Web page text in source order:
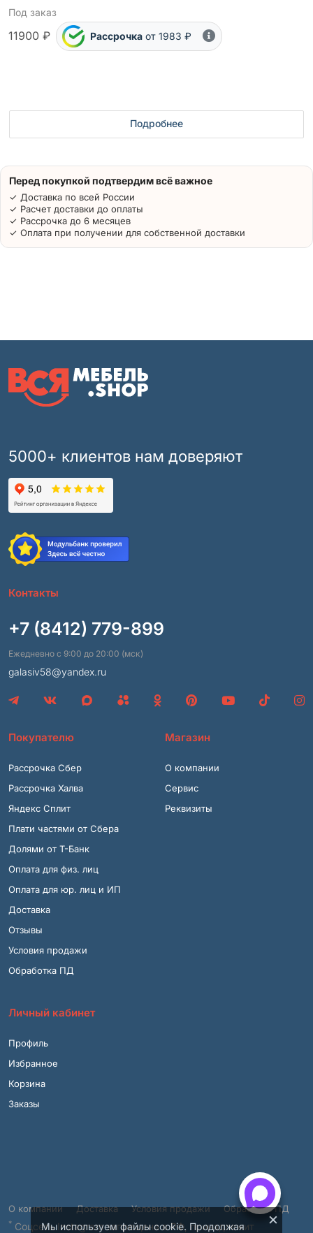
Под заказ
11900 ₽ Рассрочка от 1983 ₽
Подробнее
Перед покупкой подтвердим всё важное
✓ Доставка по всей России
✓ Расчет доставки до оплаты
✓ Рассрочка до 6 месяцев
✓ Оплата при получении для собственной доставки
5000+ клиентов нам доверяют
Контакты
+7 (8412) 779-899
Ежедневно с 9:00 до 20:00 (мск)
galasiv58@yandex.ru
Покупателю
Рассрочка Сбер
Рассрочка Халва
Яндекс Сплит
Плати частями от Сбера
Долями от Т-Банк
Оплата для физ. лиц
Оплата для юр. лиц и ИП
Доставка
Отзывы
Условия продажи
Обработка ПД
Магазин
О компании
Сервис
Реквизиты
Личный кабинет
Профиль
Избранное
Корзина
Заказы
О компании Доставка Условия продажи Обработка ПД
* Соцсеть Instagram запрещена в РФ, принадлежит
Мы используем файлы cookie. Продолжая ×